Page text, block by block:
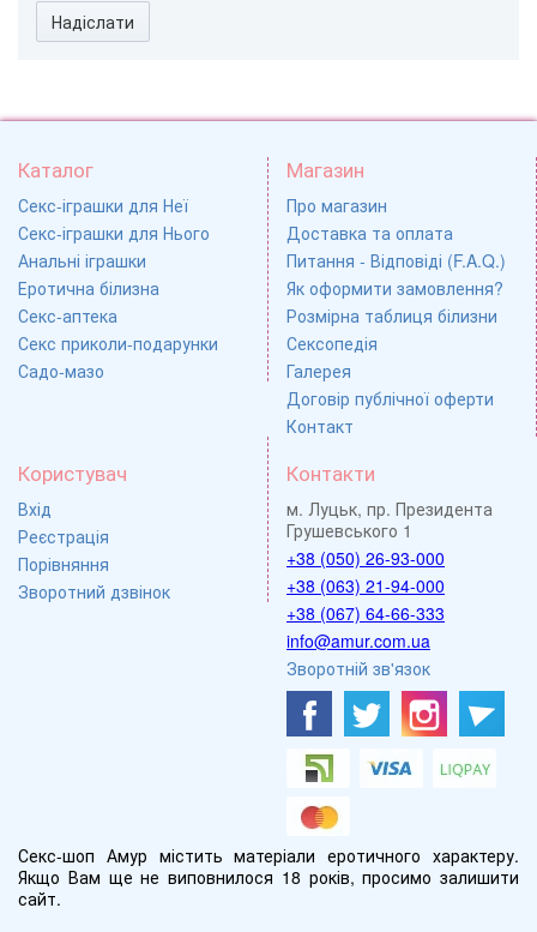
Надіслати
Каталог
Секс-іграшки для Неї
Секс-іграшки для Нього
Анальні іграшки
Еротична білизна
Секс-аптека
Секс приколи-подарунки
Садо-мазо
Магазин
Про магазин
Доставка та оплата
Питання - Відповіді (F.A.Q.)
Як оформити замовлення?
Розмірна таблиця білизни
Сексопедія
Галерея
Договір публічної оферти
Контакт
Користувач
Вхід
Реєстрація
Порівняння
Зворотний дзвінок
Контакти
м. Луцьк, пр. Президента
Грушевського 1
+38 (050) 26-93-000
+38 (063) 21-94-000
+38 (067) 64-66-333
info@amur.com.ua
Зворотній зв'язок
Секс-шоп Амур містить матеріали еротичного характеру.
Якщо Вам ще не виповнилося 18 років, просимо залишити
сайт.